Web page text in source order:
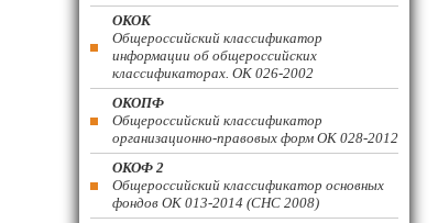
ОКОК
Общероссийский классификатор
информации об общероссийских
классификаторах. ОК 026-2002
ОКОПФ
Общероссийский классификатор
организационно-правовых форм ОК 028-2012
ОКОФ 2
Общероссийский классификатор основных
фондов ОК 013-2014 (СНС 2008)